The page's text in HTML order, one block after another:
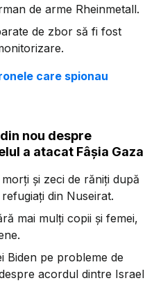
de arme Rheinmetall.
de zbor să fi fost
care spionau
nou despre
a atacat Fâșia Gaza
și zeci de răniți după
din Nuseirat.
mai mulți copii și femei,
Biden pe probleme de
acordul dintre Israel